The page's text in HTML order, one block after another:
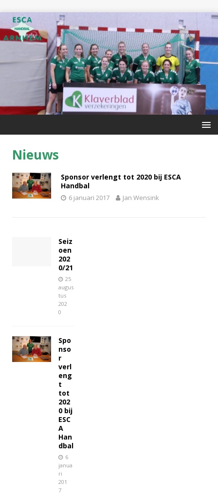
Nieuws
Sponsor verlengt tot 2020 bij ESCA
Handbal
6 januari 2017 Jan Wensink
Seiz
oen
202
0/21
25
augus
tus
202
0
Spo
nso
r
verl
eng
t
tot
202
0 bij
ESC
A
Han
dbal
6
janua
ri
201
7